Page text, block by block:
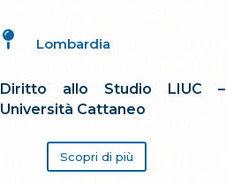
Lombardia

Diritto allo Studio LIUC –
Università Cattaneo
Scopri di più